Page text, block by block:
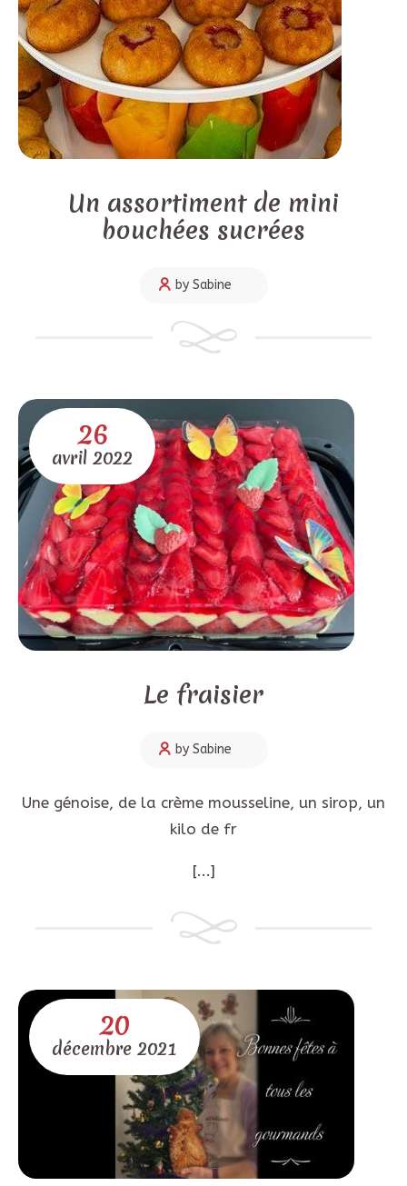
Un assortiment de mini
bouchées sucrées
by Sabine
26
avril 2022
Le fraisier
by Sabine
Une génoise, de la crème mousseline, un sirop, un
kilo de fr
[...]
20
décembre 2021